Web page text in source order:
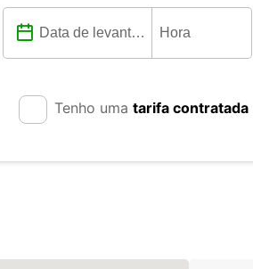
Tenho uma tarifa contratada